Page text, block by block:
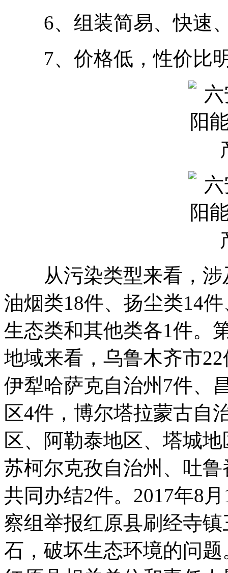
6、组装简易、快速
7、价格低，性价比
从污染类型来看，涉
油烟类18件、扬尘类14
生态类和其他类各1件。
地域来看，乌鲁木齐市
伊犁哈萨克自治州7件、
区4件，博尔塔拉蒙古自
区、阿勒泰地区、塔城
苏柯尔克孜自治州、吐
共同办结2件。2017年8
察组举报红原县刷经寺
石，破坏生态环境的问